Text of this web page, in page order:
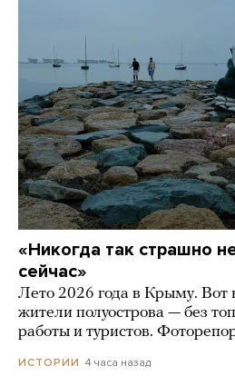
«Никогда так страшно
сейчас»
Лето 2026 года в Крыму. Вот
жители полуострова — без
работы и туристов.
ИСТОРИИ 4 часа назад